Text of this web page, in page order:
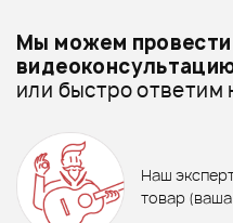
ПЕРЕХОДНИК FORCE CFA-008
Ожидается
1 530 ₽
Аудиокабель STAGG NAC6PSR
Шнуры аудио - дешевле
Шнуры аудио - дороже
Шнуры аудио - новинки
Мы можем
или быстро ответим
Наш
товар